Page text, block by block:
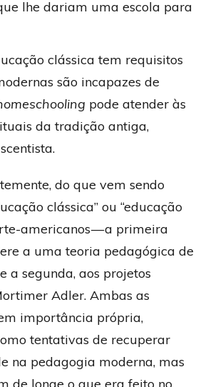
lhe dariam uma escola para
clássica tem requisitos
são incapazes de
pode atender às
da tradição antiga,
do que vem sendo
clássica” ou “educação
americanos — a primeira
a uma teoria pedagógica de
a segunda, aos projetos
Adler. Ambas as
importância própria,
tentativas de recuperar
na pedagogia moderna, mas
de longe o que era feito no